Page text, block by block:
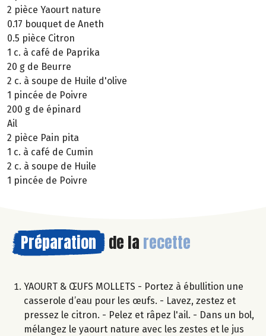
2 pièce Yaourt nature
0.17 bouquet de Aneth
0.5 pièce Citron
1 c. à café de Paprika
20 g de Beurre
2 c. à soupe de Huile d'olive
1 pincée de Poivre
200 g de épinard
Ail
2 pièce Pain pita
1 c. à café de Cumin
2 c. à soupe de Huile
1 pincée de Poivre
Préparation de la recette
YAOURT & ŒUFS MOLLETS - Portez à ébullition une
casserole d’eau pour les œufs. - Lavez, zestez et
pressez le citron. - Pelez et râpez l'ail. - Dans un bol,
mélangez le yaourt nature avec les zestes et le jus